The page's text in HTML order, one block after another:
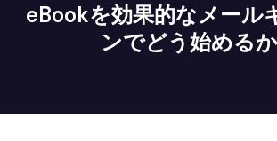
eBookを効果的なメール
ンでどう始める